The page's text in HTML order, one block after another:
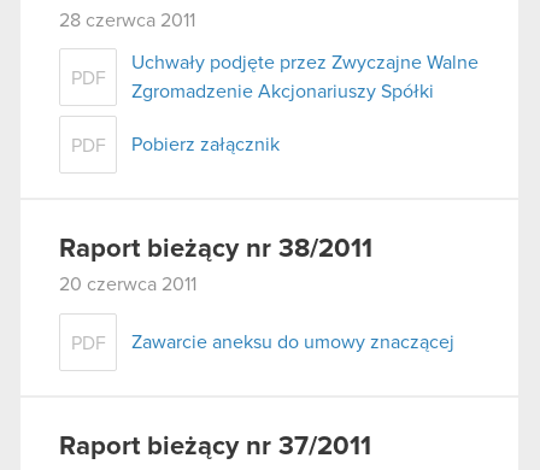
28 czerwca 2011
PDF
Uchwały podjęte przez Zwyczajne Walne
Zgromadzenie Akcjonariuszy Spółki
PDF Pobierz załącznik
Raport bieżący nr 38/2011
20 czerwca 2011
PDF Zawarcie aneksu do umowy znaczącej
Raport bieżący nr 37/2011